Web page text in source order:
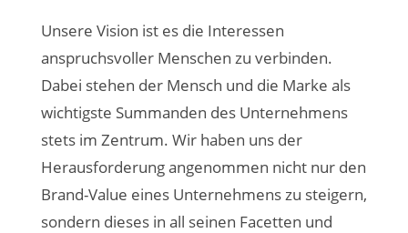
Unsere Vision ist es die Interessen
anspruchsvoller Menschen zu verbinden.
Dabei stehen der Mensch und die Marke als
wichtigste Summanden des Unternehmens
stets im Zentrum. Wir haben uns der
Herausforderung angenommen nicht nur den
Brand-Value eines Unternehmens zu steigern,
sondern dieses in all seinen Facetten und